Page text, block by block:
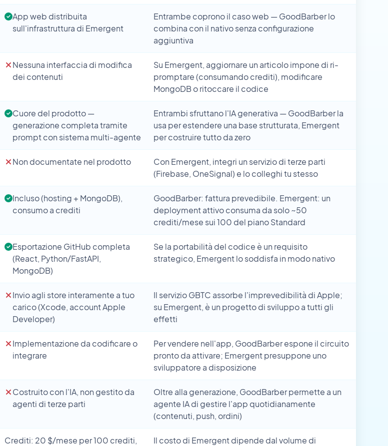
App web distribuita
sull'infrastruttura di Emergent
Entrambe coprono il caso web — GoodBarber lo
combina con il nativo senza configurazione
aggiuntiva
Nessuna interfaccia di modifica
dei contenuti
Su Emergent, aggiornare un articolo impone di ri-
promptare (consumando crediti), modificare
MongoDB o ritoccare il codice
Cuore del prodotto —
generazione completa tramite
prompt con sistema multi-agente
Entrambi sfruttano l'IA generativa — GoodBarber la
usa per estendere una base strutturata, Emergent
per costruire tutto da zero
Non documentate nel prodotto
Con Emergent, integri un servizio di terze parti
(Firebase, OneSignal) e lo colleghi tu stesso
Incluso (hosting + MongoDB),
consumo a crediti
GoodBarber: fattura prevedibile. Emergent: un
deployment attivo consuma da solo ~50
crediti/mese sui 100 del piano Standard
Esportazione GitHub completa
(React, Python/FastAPI,
MongoDB)
Se la portabilità del codice è un requisito
strategico, Emergent lo soddisfa in modo nativo
Invio agli store interamente a tuo
carico (Xcode, account Apple
Developer)
Il servizio GBTC assorbe l'imprevedibilità di Apple;
su Emergent, è un progetto di sviluppo a tutti gli
effetti
Implementazione da codificare o
integrare
Per vendere nell'app, GoodBarber espone il circuito
pronto da attivare; Emergent presuppone uno
sviluppatore a disposizione
Costruito con l'IA, non gestito da
agenti di terze parti
Oltre alla generazione, GoodBarber permette a un
agente IA di gestire l'app quotidianamente
(contenuti, push, ordini)
Crediti: 20 $/mese per 100 crediti,
Il costo di Emergent dipende dal volume di